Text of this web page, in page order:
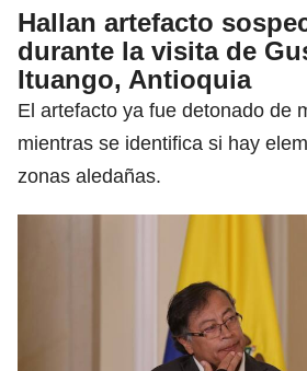
Hallan artefacto
durante la visita de
Ituango, Antioquia
El artefacto ya fue detonado de
mientras se identifica si hay
zonas aledañas.